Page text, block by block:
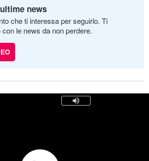
news
che ti interessa per seguirlo. Ti
le news da non perdere.